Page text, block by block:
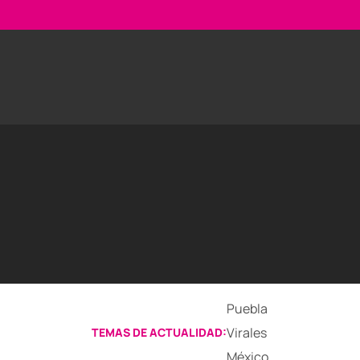
TEMAS DE ACTUALIDAD:
Puebla
Virales
México